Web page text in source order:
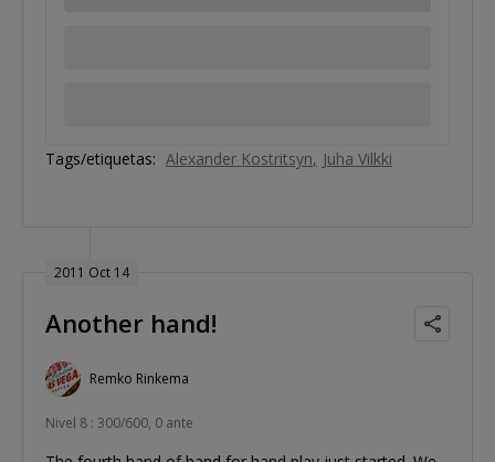
Tags/etiquetas: Alexander Kostritsyn Juha Vilkki
2011 Oct 14
Another hand!
Remko Rinkema
Nivel 8 : 300/600, 0 ante